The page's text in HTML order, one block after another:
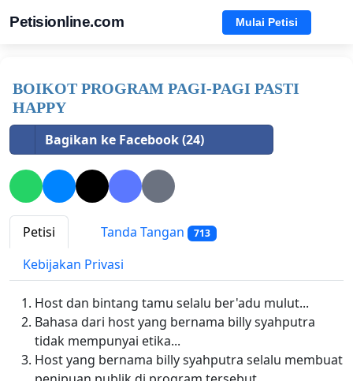
Petisionline.com Mulai Petisi
BOIKOT PROGRAM PAGI-PAGI PASTI
HAPPY
Bagikan ke Facebook (24)
Petisi Tanda Tangan 713
Kebijakan Privasi
Host dan bintang tamu selalu ber'adu mulut...
Bahasa dari host yang bernama billy syahputra
tidak mempunyai etika...
Host yang bernama billy syahputra selalu membuat